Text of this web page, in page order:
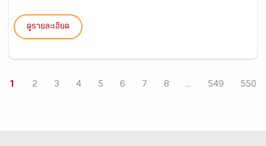
ดูรายละเอียด
1 2 3 4 5 6 7 8 ... 549 550